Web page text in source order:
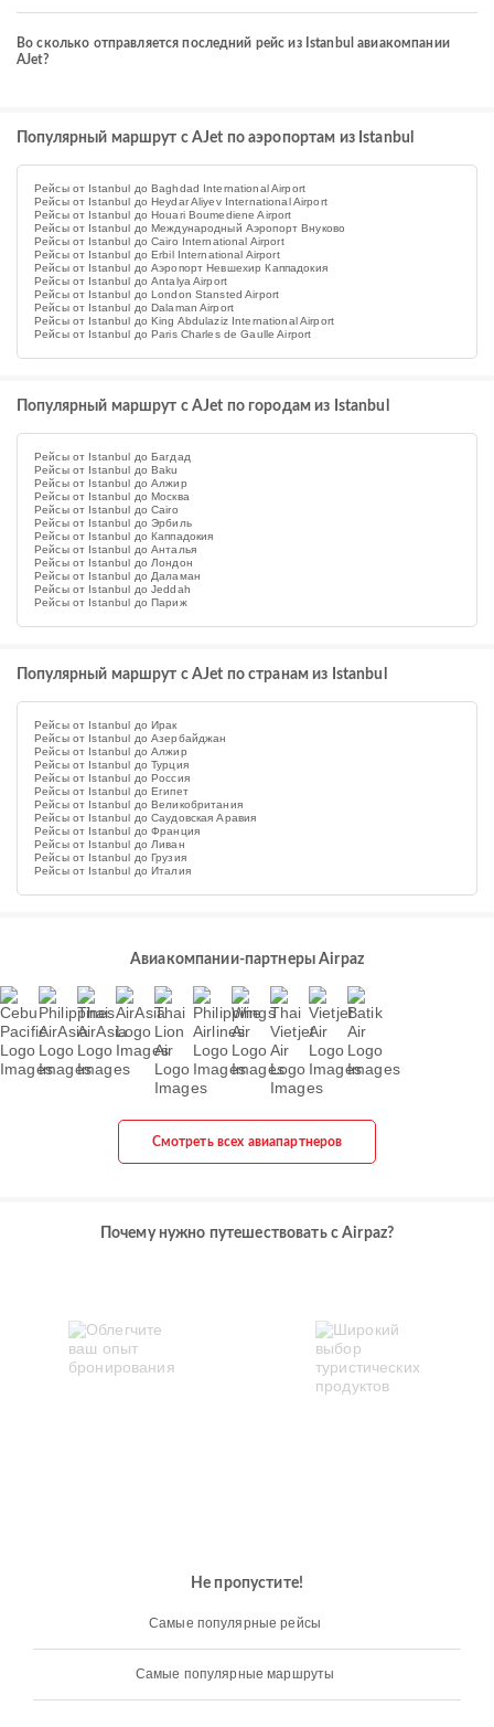
Во сколько отправляется последний рейс из Istanbul авиакомпании
AJet?
Популярный маршрут с AJet по аэропортам из Istanbul
Рейсы от Istanbul до Baghdad International Airport
Рейсы от Istanbul до Heydar Aliyev International Airport
Рейсы от Istanbul до Houari Boumediene Airport
Рейсы от Istanbul до Международный Аэропорт Внуково
Рейсы от Istanbul до Cairo International Airport
Рейсы от Istanbul до Erbil International Airport
Рейсы от Istanbul до Аэропорт Невшехир Каппадокия
Рейсы от Istanbul до Antalya Airport
Рейсы от Istanbul до London Stansted Airport
Рейсы от Istanbul до Dalaman Airport
Рейсы от Istanbul до King Abdulaziz International Airport
Рейсы от Istanbul до Paris Charles de Gaulle Airport
Популярный маршрут с AJet по городам из Istanbul
Рейсы от Istanbul до Багдад
Рейсы от Istanbul до Baku
Рейсы от Istanbul до Алжир
Рейсы от Istanbul до Москва
Рейсы от Istanbul до Cairo
Рейсы от Istanbul до Эрбиль
Рейсы от Istanbul до Каппадокия
Рейсы от Istanbul до Анталья
Рейсы от Istanbul до Лондон
Рейсы от Istanbul до Даламан
Рейсы от Istanbul до Jeddah
Рейсы от Istanbul до Париж
Популярный маршрут с AJet по странам из Istanbul
Рейсы от Istanbul до Ирак
Рейсы от Istanbul до Азербайджан
Рейсы от Istanbul до Алжир
Рейсы от Istanbul до Турция
Рейсы от Istanbul до Россия
Рейсы от Istanbul до Египет
Рейсы от Istanbul до Великобритания
Рейсы от Istanbul до Саудовская Аравия
Рейсы от Istanbul до Франция
Рейсы от Istanbul до Ливан
Рейсы от Istanbul до Грузия
Рейсы от Istanbul до Италия
Авиакомпании-партнеры Airpaz
Смотреть всех авиапартнеров
Почему нужно путешествовать с Airpaz?
Не пропустите!
Самые популярные рейсы
Самые популярные маршруты